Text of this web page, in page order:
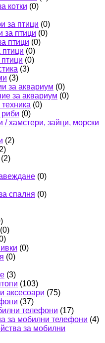
котки (0)
за птици (0)
за птици (0)
птици (0)
птици (0)
(0)
(3)
(3)
за аквариум (0)
за аквариум (0)
(0)
(0)
/ хамстери, зайци, морски
(2)
(2)
(0)
спалня (0)
(0)
(0)
(0)
(3)
(103)
аксесоари (75)
(37)
телефони (17)
за мобилни телефони (4)
за мобилни